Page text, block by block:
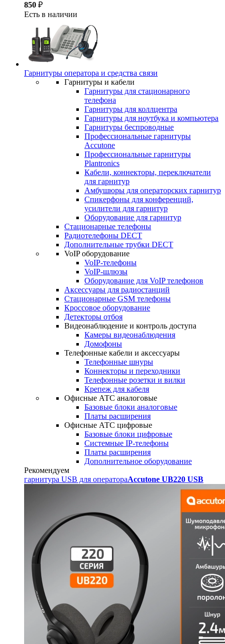
850 ₽
Есть в наличии
Гарнитуры оператора и средства связи
Гарнитуры и кабели
Гарнитуры для стационарного
телефона
Гарнитуры для коллцентра
Гарнитуры для ноутбука и компьютера
Гарнитуры беспроводные
Профессиональные гарнитуры
Accutone
Профессиональные гарнитуры
Plantronics
Кабели, коннекторы, переключатели
для гарнитур
Амбушюры для операторских гарнитур
Cпикерфоны для конференций,
усилители для гарнитур
Оборудование для гарнитур
Стационарные телефоны
Радиотелефоны DECT
Дополнительные трубки DECT
VoIP оборудование
VoIP-телефоны
VoIP-шлюзы
Оборудование для VoIP телефонов
Аксессуары для радиостанций
Стационарные GSM телефоны
Кроссовое оборудование
Детекторы отбоя
Видеонаблюдение и контроль доступа
Камеры видеонаблюдения
Домофоны
Телефонные кабели и аксессуары
Телефонные шнуры
Коннекторы и переходники
Телефонные розетки и вилки
Крепеж для кабеля
Офисные АТС аналоговые
Базовые блоки аналоговые
Платы расширения
Офисные АТС цифровые
Базовые блоки цифровые
Системные IP-телефоны
Платы расширения
Дополнительное оборудование
Рекомендуем
гарнитура USB для оператораAccutone UB220 USB